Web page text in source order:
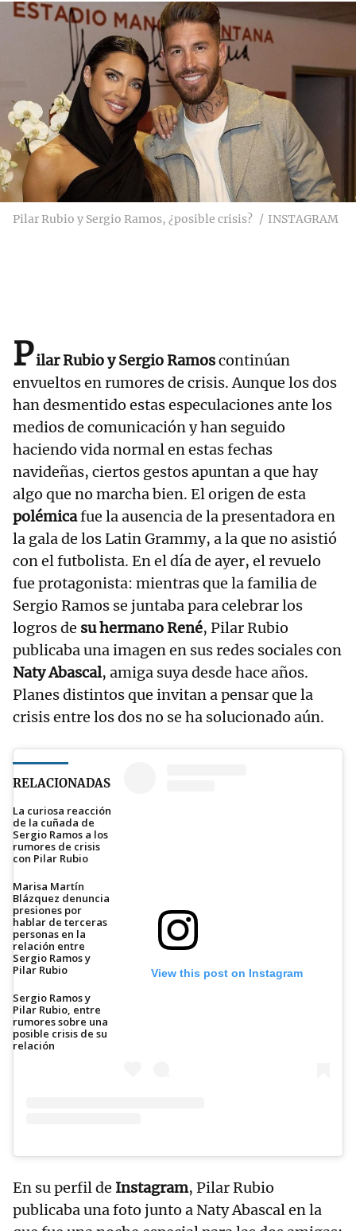
Pilar Rubio y Sergio Ramos, ¿posible crisis? INSTAGRAM
Pilar Rubio y Sergio Ramoscontinúan
envueltos en rumores de crisis. Aunque los dos
han desmentido estas especulaciones ante los
medios de comunicación y han seguido
haciendo vida normal en estas fechas
navideñas, ciertos gestos apuntan a que hay
algo que no marcha bien. El origen de esta
polémicafue la ausencia de la presentadora en
la gala de los Latin Grammy, a la que no asistió
con el futbolista. En el día de ayer, el revuelo
fue protagonista: mientras que la familia de
Sergio Ramos se juntaba para celebrar los
logros de su hermano René, Pilar Rubio
publicaba una imagen en sus redes sociales con
Naty Abascal, amiga suya desde hace años.
Planes distintos que invitan a pensar que la
crisis entre los dos no se ha solucionado aún.
RELACIONADAS
La curiosa reacción
de la cuñada de
Sergio Ramos a los
rumores de crisis
con Pilar Rubio
Marisa Martín
Blázquez denuncia
presiones por
hablar de terceras
personas en la
relación entre
Sergio Ramos y
Pilar Rubio
Sergio Ramos y
Pilar Rubio, entre
rumores sobre una
posible crisis de su
relación
View this post on Instagram
En su perfil de Instagram, Pilar Rubio
publicaba una foto junto a Naty Abascal en la